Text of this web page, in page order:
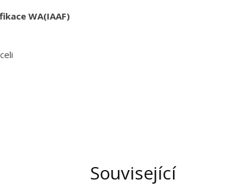
WA(IAAF)
Související